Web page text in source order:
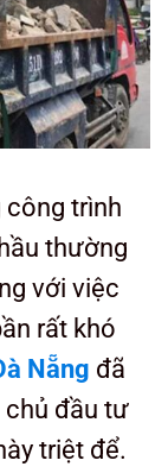
công trình
thường
với việc
rất khó
Nẵng đã
chủ đầu tư
triệt để.